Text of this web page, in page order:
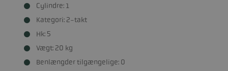
Cylindre: 1
Kategori: 2-takt
Hk: 5
Vægt: 20 kg
Benlængder tilgængelige: 0